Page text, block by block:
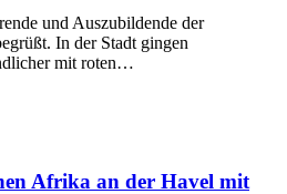
und Auszubildende der
In der Stadt gingen
mit roten…
Afrika an der Havel mit